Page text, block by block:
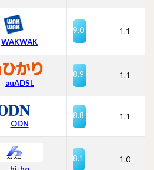
WAKWAK
9.0 1.1
auADSL
8.9 1.1
ODN
8.8 1.1
8.1 1.0